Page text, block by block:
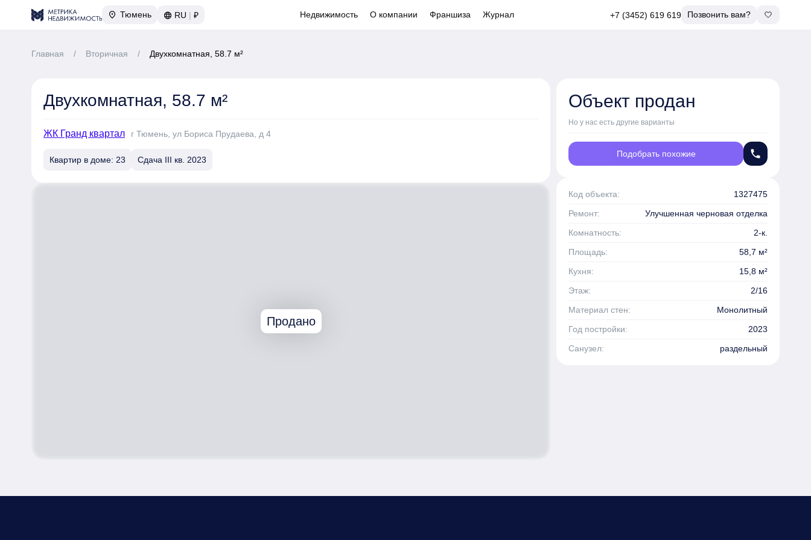
Тюмень RU | ₽ Недвижимость О компании Франшиза Журнал +7 (3452) 619 619 Позвонить вам?
Главная / Вторичная / Двухкомнатная, 58.7 м²
Двухкомнатная, 58.7 м²
ЖК Гранд квартал г Тюмень, ул Бориса Прудаева, д 4
Квартир в доме: 23 Сдача III кв. 2023
Продано
Объект продан
Но у нас есть другие варианты
Подобрать похожие phone
Код объекта:
1327475
Ремонт:
Улучшенная черновая отделка
Комнатность:
2-к.
Площадь:
58,7 м²
Кухня:
15,8 м²
Этаж:
2/16
Материал стен:
Монолитный
Год постройки:
2023
Санузел:
раздельный